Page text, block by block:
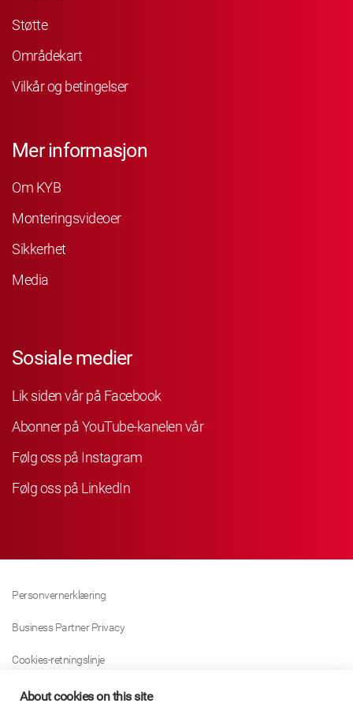
Støtte
Områdekart
Vilkår og betingelser
Mer informasjon
Om KYB
Monteringsvideoer
Sikkerhet
Media
Sosiale medier
Lik siden vår på Facebook
Abonner på YouTube-kanelen vår
Følg oss på Instagram
Følg oss på LinkedIn
Personvernerklæring
Business Partner Privacy
Cookies-retningslinje
Modern Slavery Act Policy
About cookies on this site